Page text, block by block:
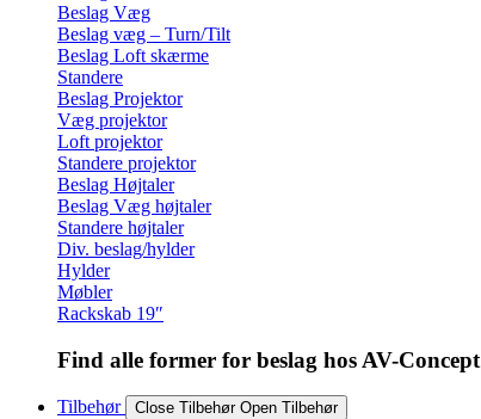
Beslag Væg
Beslag væg – Turn/Tilt
Beslag Loft skærme
Standere
Beslag Projektor
Væg projektor
Loft projektor
Standere projektor
Beslag Højtaler
Beslag Væg højtaler
Standere højtaler
Div. beslag/hylder
Hylder
Møbler
Rackskab 19″
Find alle former for beslag hos AV-Concept
Tilbehør Close Tilbehør Open Tilbehør